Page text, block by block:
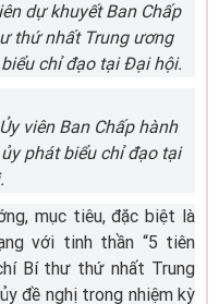
dự khuyết Ban Chấp
thứ nhất Trung ương
chỉ đạo tại Đại hội.
viên Ban Chấp hành
phát biểu chỉ đạo tại
mục tiêu, đặc biệt là
với tinh thần “5 tiên
Bí thư thứ nhất Trung
đề nghị trong nhiệm kỳ